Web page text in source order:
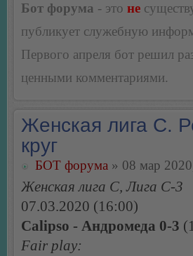
Бот форума - это не
публикует служебную
Первого апреля бот решил
ценными комментариями.
Женская лига С.
круг
БОТ форума » 08 мар
Женская лига С, Лига С-3
07.03.2020 (16:00)
Calipso - Андромеда 0-3
Fair play: